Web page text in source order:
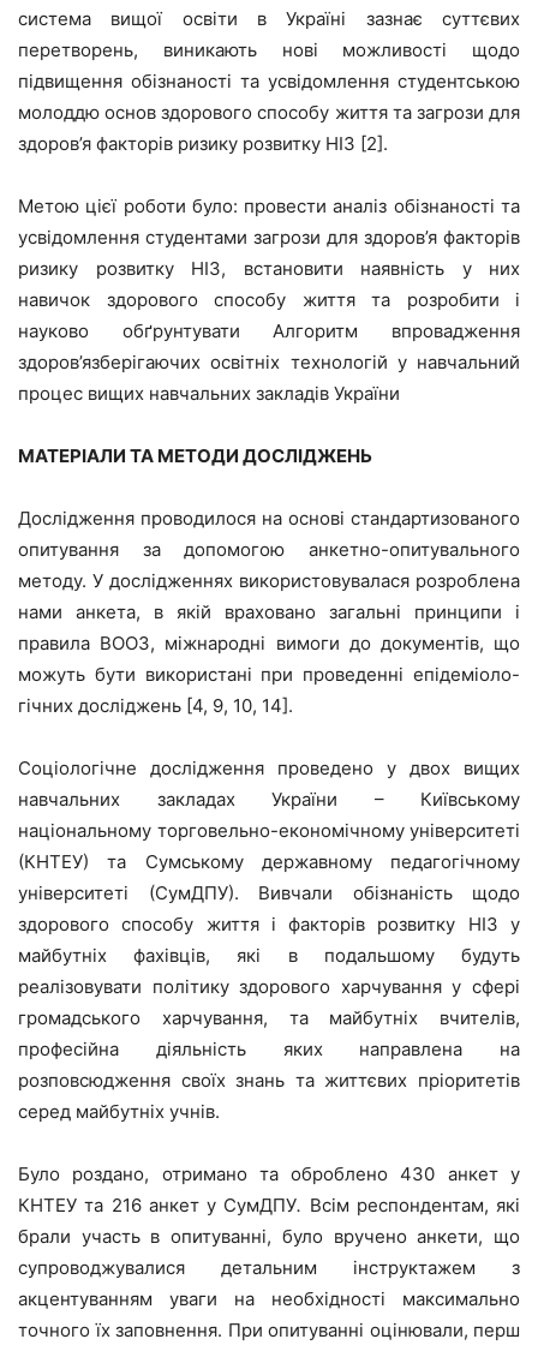
система вищої освіти в Україні зазнає суттєвих
перетворень, виникають нові можливості щодо
підвищення обізнаності та усвідомлення студентською
молоддю основ здорового способу життя та загрози для
здоров’я факторів ризику розвитку НІЗ [2].
Метою цієї роботи було: провести аналіз обізнаності та
усвідомлення студентами загрози для здоров’я факторів
ризику розвитку НІЗ, встановити наявність у них
навичок здорового способу життя та розробити і
науково обґрунтувати Алгоритм впровадження
здоров’язберігаючих освітніх технологій у навчальний
процес вищих навчальних закладів України
МАТЕРІАЛИ ТА МЕТОДИ ДОСЛІДЖЕНЬ
Дослідження проводилося на основі стандартизованого
опитування за допомогою анкетно-опитувального
методу. У дослідженнях використовувалася розроблена
нами анкета, в якій враховано загальні принципи і
правила ВООЗ, міжнародні вимоги до документів, що
можуть бути використані при проведенні епідеміоло-
гічних досліджень [4, 9, 10, 14].
Соціологічне дослідження проведено у двох вищих
навчальних закладах України – Київському
національному торговельно-економічному університеті
(КНТЕУ) та Сумському державному педагогічному
університеті (СумДПУ). Вивчали обізнаність щодо
здорового способу життя і факторів розвитку НІЗ у
майбутніх фахівців, які в подальшому будуть
реалізовувати політику здорового харчування у сфері
громадського харчування, та майбутніх вчителів,
професійна діяльність яких направлена на
розповсюдження своїх знань та життєвих пріоритетів
серед майбутніх учнів.
Було роздано, отримано та оброблено 430 анкет у
КНТЕУ та 216 анкет у СумДПУ. Всім респондентам, які
брали участь в опитуванні, було вручено анкети, що
супроводжувалися детальним інструктажем з
акцентуванням уваги на необхідності максимально
точного їх заповнення. При опитуванні оцінювали, перш